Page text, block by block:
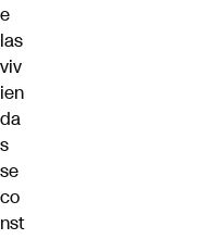
e
las
viv
ien
da
s
se
co
nst